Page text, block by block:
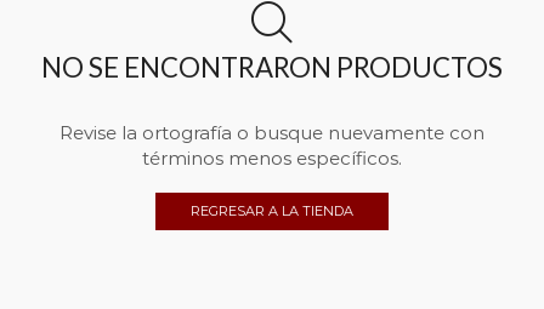
NO SE ENCONTRARON PRODUCTOS
Revise la ortografía o busque nuevamente con
términos menos específicos.
REGRESAR A LA TIENDA